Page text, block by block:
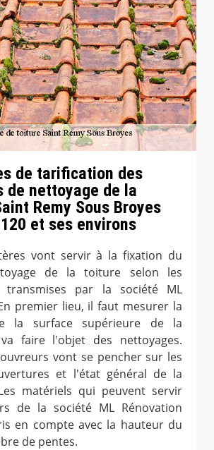
de tarification des
de nettoyage de la
Remy Sous Broyes
et ses environs
vont servir à la fixation du
de la toiture selon les
transmises par la société ML
premier lieu, il faut mesurer la
la surface supérieure de la
faire l'objet des nettoyages.
vont se pencher sur les
et l'état général de la
matériels qui peuvent servir
de la société ML Rénovation
en compte avec la hauteur du
de pentes.